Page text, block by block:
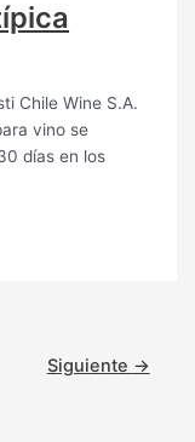
Chile Wine S.A.
vino se
días en los
Siguiente →